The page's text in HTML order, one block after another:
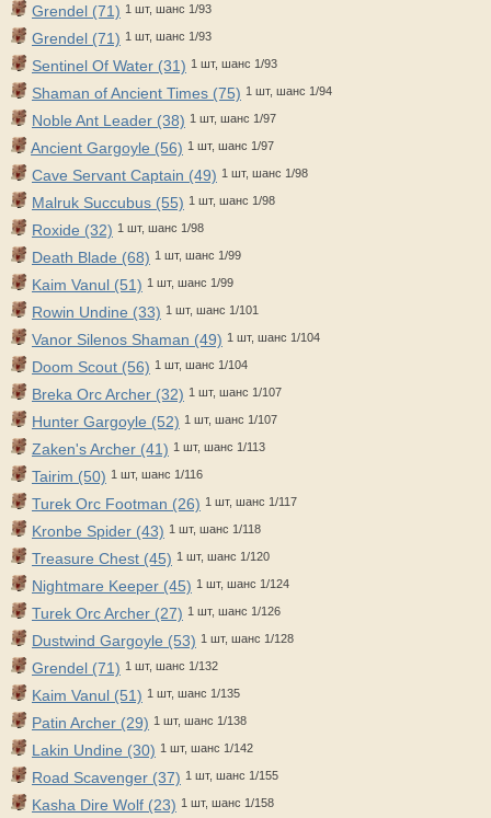
Grendel (71) 1 шт, шанс 1/93
Grendel (71) 1 шт, шанс 1/93
Sentinel Of Water (31) 1 шт, шанс 1/93
Shaman of Ancient Times (75) 1 шт, шанс 1/94
Noble Ant Leader (38) 1 шт, шанс 1/97
Ancient Gargoyle (56) 1 шт, шанс 1/97
Cave Servant Captain (49) 1 шт, шанс 1/98
Malruk Succubus (55) 1 шт, шанс 1/98
Roxide (32) 1 шт, шанс 1/98
Death Blade (68) 1 шт, шанс 1/99
Kaim Vanul (51) 1 шт, шанс 1/99
Rowin Undine (33) 1 шт, шанс 1/101
Vanor Silenos Shaman (49) 1 шт, шанс 1/104
Doom Scout (56) 1 шт, шанс 1/104
Breka Orc Archer (32) 1 шт, шанс 1/107
Hunter Gargoyle (52) 1 шт, шанс 1/107
Zaken's Archer (41) 1 шт, шанс 1/113
Tairim (50) 1 шт, шанс 1/116
Turek Orc Footman (26) 1 шт, шанс 1/117
Kronbe Spider (43) 1 шт, шанс 1/118
Treasure Chest (45) 1 шт, шанс 1/120
Nightmare Keeper (45) 1 шт, шанс 1/124
Turek Orc Archer (27) 1 шт, шанс 1/126
Dustwind Gargoyle (53) 1 шт, шанс 1/128
Grendel (71) 1 шт, шанс 1/132
Kaim Vanul (51) 1 шт, шанс 1/135
Patin Archer (29) 1 шт, шанс 1/138
Lakin Undine (30) 1 шт, шанс 1/142
Road Scavenger (37) 1 шт, шанс 1/155
Kasha Dire Wolf (23) 1 шт, шанс 1/158